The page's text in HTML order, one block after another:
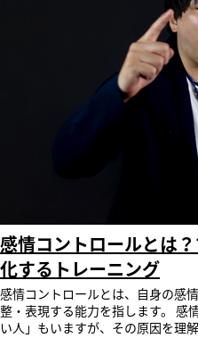
勢が不可欠です。 例えば、定時退
を最優先にする価値観を「やる気
です。 日本の常識を押し付けるの
の背景を理解しようとする歩み寄
「ハサミの法則」を意識する 円滑
「やさしい日本語」を使う意識が
サミの法則」を意識するだけで、
ハ：はっきり言う（語尾まで明確
ごまで言う（省略しない） ミ：み
語近づける） 曖昧な表現は避け、
とが重要です。 繰り返しアウトプ
ローを定着させる 心理的安全性を
が「自分だけ分からない」という
そのためには、業務上で必要な日
要があります。 スタッフ自身が正
返しインプットし、アウトプット
て用意することが不可欠です。 近
アルを作成や、AIロープレ等のデ
かけずに日本語や業務の定着を図
システム「SmartSkill Campus」
遅れて叱責されるなど、現場での
はいられない」と孤立を深めてし
つまずきに対して指導側が手厚く
場では「店長やOJTの先輩社員に
育は不可能」という現実がありま
とスタッフが感じてしまい、職場
う、現場の教育リソース不足と離
ます。 外国人スタッフの教
人スタッフの採用に踏み切ったも
「丁寧に教えているのに成果が出
なくありません。 ここでは、外国
理由を紐解きます。 コミュニケー
務の習得スピードだけでなく、ス
作ります。 「指示の正確な意味が
にうまくSOSを出せない」という
孤立感を抱くようになります。 こ
れる孤独感は、働くモチベーショ
識を奪うため、結果として「早期
います。 ▼早期離職防止！AIロー
する方法はこちら 教育体制の整備
か 現代のビジネス環境におい
高まっています。 終身雇用制度が
アに対する考え方が多様化する中
した。 このような状況下で組織が
資産と捉え、その価値を最大限に
働き方の多様化による価値観の変
性だけでなく、仕事における自己
スを重視する傾向が強まっていま
え、より良い環境を求める動きも
キャリアプランを無視した配置を
き、優秀な人材の離職につながり
た配置が、従業員の定着と活躍の
紹介】 キャリア開発については「
的・メリット・進め方を徹底解説
ご参考ください。 人手不足時代における人材の最大活用 少子高齢化に
伴う労働人口の減少により、多く
ています。 限られた人材で高い成
りの生産性を最大化することが不
性を活かせない配置では、本来発
感情コントロールとは
化するトレーニング
感情コントロールとは、自身の感
整・表現する能力を指します。 感
い人」もいますが、その原因を理